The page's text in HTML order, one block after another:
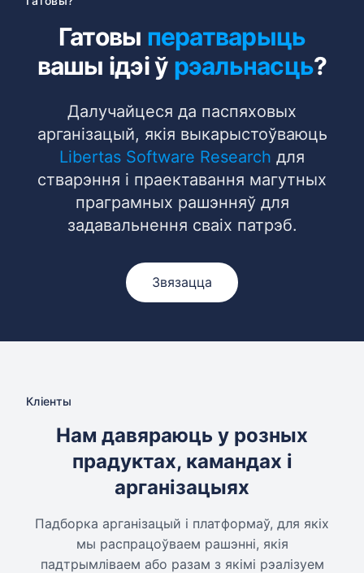
Гатовы ператварыць
вашы ідэі ў рэальнасць?
Далучайцеся да паспяховых
арганізацый, якія выкарыстоўваюць
Libertas Software Research для
стварэння і праектавання магутных
праграмных рашэнняў для
задавальнення сваіх патрэб.
Звязацца
Кліенты
Нам давяраюць у розных
прадуктах, камандах і
арганізацыях
Падборка арганізацый і платформаў, для якіх
мы распрацоўваем рашэнні, якія
падтрымліваем або разам з якімі рэалізуем